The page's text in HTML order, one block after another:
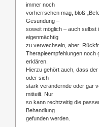
immer noch
vorherrschen mag, bloß
Gesundung –
soweit möglich – auch selbst
eigenmächtig
zu verwechseln, aber:
Therapieempfehlungen noch
erklären.
Hierzu gehört auch, dass
oder sich
stark verändernde oder gar
mitteilt. Nur
so kann rechtzeitig die
Behandlung
gefunden werden.